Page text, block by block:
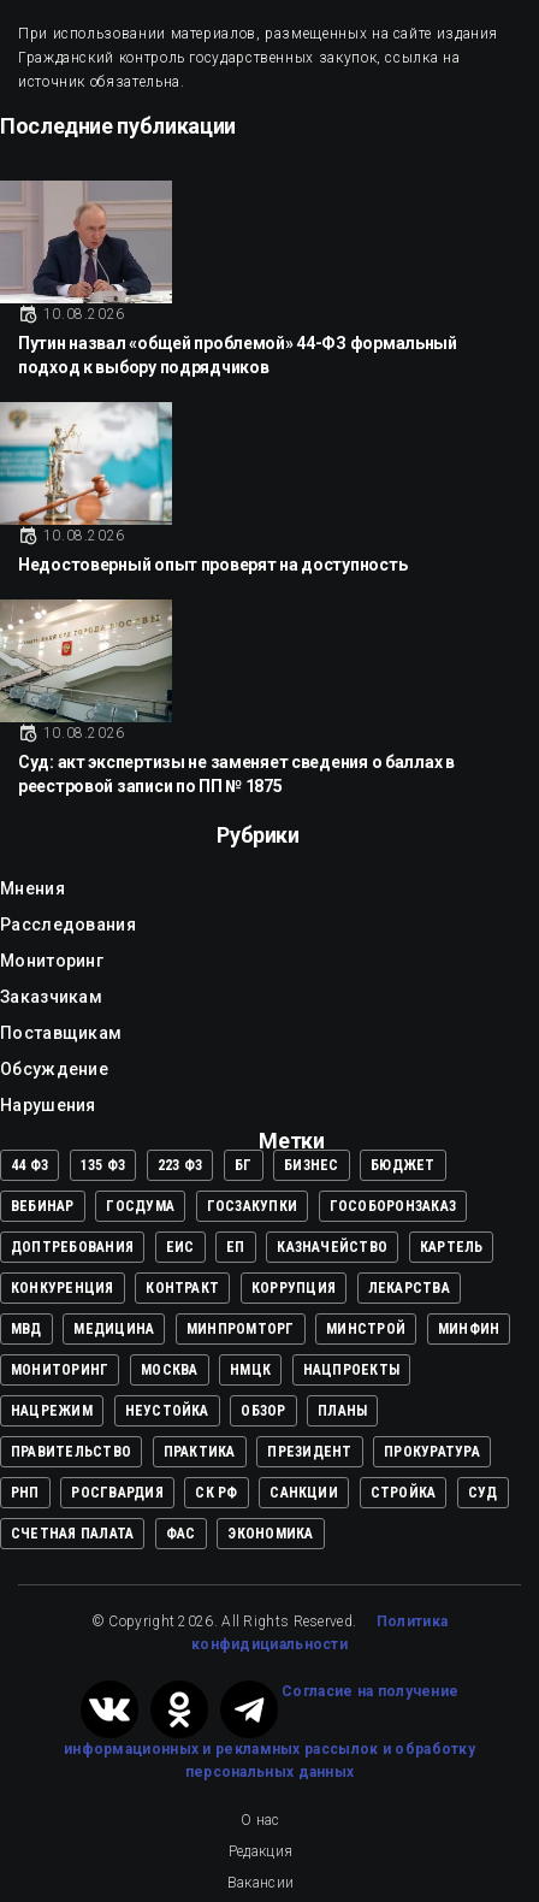
При использовании материалов, размещенных на сайте издания
Гражданский контроль государственных закупок, ссылка на
источник обязательна.
Последние публикации
10.08.2026
Путин назвал «общей проблемой» 44-ФЗ формальный
подход к выбору подрядчиков
10.08.2026
Недостоверный опыт проверят на доступность
10.08.2026
Суд: акт экспертизы не заменяет сведения о баллах в
реестровой записи по ПП № 1875
Рубрики
Мнения
Расследования
Мониторинг
Заказчикам
Поставщикам
Обсуждение
Нарушения
Метки
44 ФЗ 135 ФЗ 223 ФЗ БГ БИЗНЕС БЮДЖЕТ
ВЕБИНАР ГОСДУМА ГОСЗАКУПКИ ГОСОБОРОНЗАКАЗ
ДОПТРЕБОВАНИЯ ЕИС ЕП КАЗНАЧЕЙСТВО КАРТЕЛЬ
КОНКУРЕНЦИЯ КОНТРАКТ КОРРУПЦИЯ ЛЕКАРСТВА
МВД МЕДИЦИНА МИНПРОМТОРГ МИНСТРОЙ МИНФИН
МОНИТОРИНГ МОСКВА НМЦК НАЦПРОЕКТЫ
НАЦРЕЖИМ НЕУСТОЙКА ОБЗОР ПЛАНЫ
ПРАВИТЕЛЬСТВО ПРАКТИКА ПРЕЗИДЕНТ ПРОКУРАТУРА
РНП РОСГВАРДИЯ СК РФ САНКЦИИ СТРОЙКА СУД
СЧЕТНАЯ ПАЛАТА ФАС ЭКОНОМИКА
© Copyright 2026. All Rights Reserved.
Политика
конфидициальности
Cогласие на получение
информационных и рекламных рассылок и обработку
персональных данных
О нас
Редакция
Вакансии